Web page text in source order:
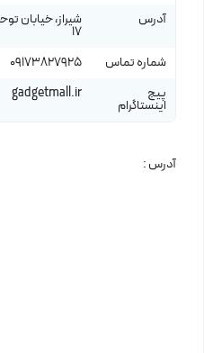
آدرس
17
شماره تماس
09173827925
پیج
اینستاگرام
gadgetmall.ir
آدرس :